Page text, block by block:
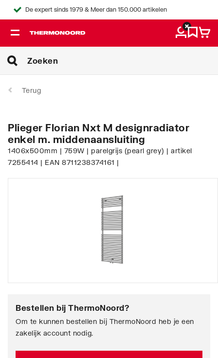
De expert sinds 1979 & Meer dan 150.000 artikelen
Terug
Plieger Florian Nxt M designradiator
enkel m. middenaansluiting
1406x500mm | 759W | parelgrijs (pearl grey) | artikel
7255414 | EAN 8711238374161 |
Bestellen bij ThermoNoord?
Om te kunnen bestellen bij ThermoNoord heb je een
zakelijk account nodig.